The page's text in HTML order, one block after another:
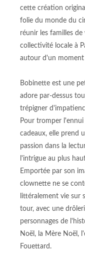
cette création
folie du monde du
réunir les familles
collectivité locale à
autour d'un
Bobinette est une
adore par-dessus
trépigner
Pour tromper
cadeaux, elle prend
passion dans la
l'intrigue au plus
Emportée par son
clownette ne se
littéralement vie sur
tour, avec une
personnages de
Noël, la Mère Noël,
Fouettard.